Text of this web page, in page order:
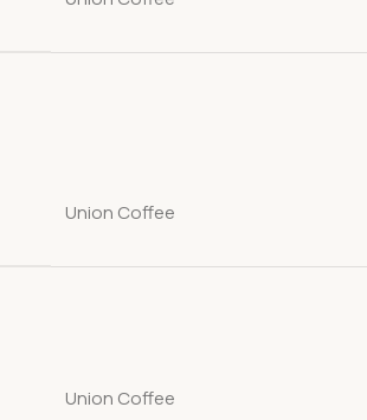
Union Coffee
Union Coffee